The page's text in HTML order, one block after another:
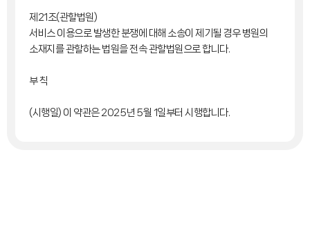
제21조(관할법원)
서비스 이용으로 발생한 분쟁에 대해 소송이 제기될 경우 병원의
소재지를 관할하는 법원을 전속 관할법원으로 합니다.
부 칙
(시행일) 이 약관은 2025년 5월 1일부터 시행합니다.